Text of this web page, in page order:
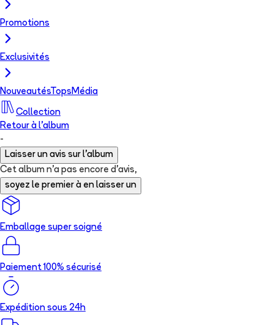
Promotions
Exclusivités
NouveautésTops Média
Collection
Retour à l'album
-
Laisser un avis sur l'album
Cet album n'a pas encore d'avis,
soyez le premier à en laisser un
Emballage super soigné
Paiement 100% sécurisé
Expédition sous 24h